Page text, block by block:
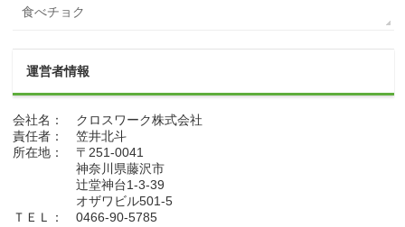
食べチョク
運営者情報
会社名： クロスワーク株式会社
責任者： 笠井北斗
所在地： 〒251-0041
神奈川県藤沢市
辻堂神台1-3-39
オザワビル501-5
ＴＥＬ： 0466-90-5785